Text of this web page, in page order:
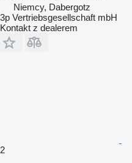
Niemcy, Dabergotz
3p Vertriebsgesellschaft mbH
Kontakt z dealerem
2